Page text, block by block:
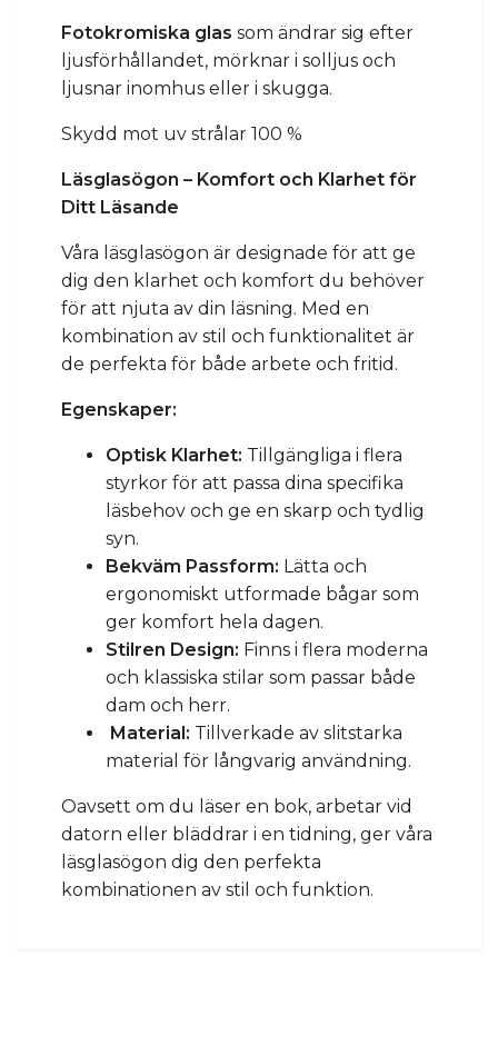
Fotokromiska glas som ändrar sig efter
ljusförhållandet, mörknar i solljus och
ljusnar inomhus eller i skugga.
Skydd mot uv strålar 100 %
Läsglasögon – Komfort och Klarhet för
Ditt Läsande
Våra läsglasögon är designade för att ge
dig den klarhet och komfort du behöver
för att njuta av din läsning. Med en
kombination av stil och funktionalitet är
de perfekta för både arbete och fritid.
Egenskaper:
Optisk Klarhet: Tillgängliga i flera
styrkor för att passa dina specifika
läsbehov och ge en skarp och tydlig
syn.
Bekväm Passform: Lätta och
ergonomiskt utformade bågar som
ger komfort hela dagen.
Stilren Design: Finns i flera moderna
och klassiska stilar som passar både
dam och herr.
Material: Tillverkade av slitstarka
material för långvarig användning.
Oavsett om du läser en bok, arbetar vid
datorn eller bläddrar i en tidning, ger våra
läsglasögon dig den perfekta
kombinationen av stil och funktion.